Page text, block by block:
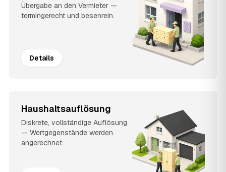
Übergabe an den Vermieter —
termingerecht und besenrein.
Details
Haushaltsauflösung
Diskrete, vollständige Auflösung
— Wertgegenstände werden
angerechnet.